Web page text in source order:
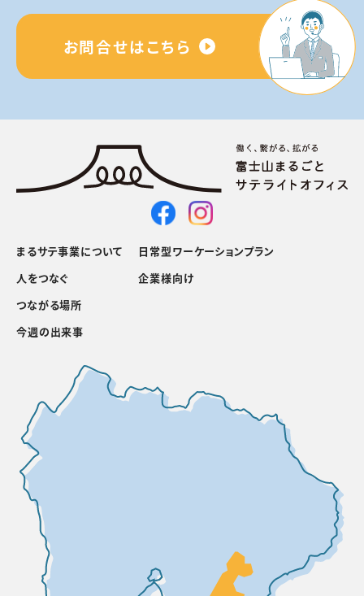
お問合せはこちら
まるサテ事業について
人をつなぐ
つながる場所
日常型ワーケーションプラン
企業様向け
今週の出来事